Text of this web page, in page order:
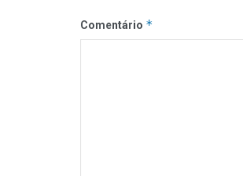
Comentário *